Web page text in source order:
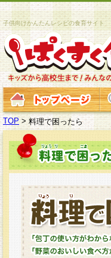
子供向けかんたんレシピの食育サイト
TOP >料理で困ったら